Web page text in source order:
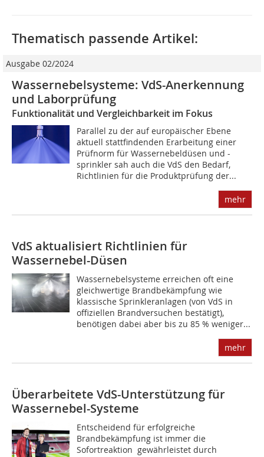
Thematisch passende Artikel:
Ausgabe 02/2024
Wassernebelsysteme: VdS-Anerkennung
und Laborprüfung
Funktionalität und Vergleichbarkeit im Fokus
Parallel zu der auf europäischer Ebene
aktuell stattfindenden Erarbeitung einer
Prüfnorm für Wassernebeldüsen und -
sprinkler sah auch die VdS den Bedarf,
Richtlinien für die Produktprüfung der...
mehr
VdS aktualisiert Richtlinien für
Wassernebel-Düsen
Wassernebelsysteme erreichen oft eine
gleichwertige Brandbekämpfung wie
klassische Sprinkleranlagen (von VdS in
offiziellen Brandversuchen bestätigt),
benötigen dabei aber bis zu 85 % weniger...
mehr
Überarbeitete VdS-Unterstützung für
Wassernebel-Systeme
Entscheidend für erfolgreiche
Brandbekämpfung ist immer die
Sofortreaktion  gewährleistet durch